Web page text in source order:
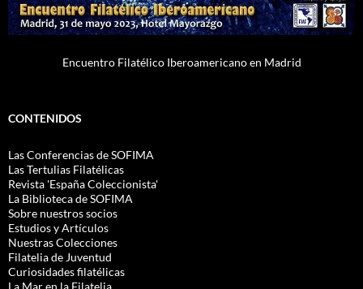
Encuentro Filatélico Iberoamericano en Madrid
CONTENIDOS
Las Conferencias de SOFIMA
Las Tertulias Filatélicas
Revista 'España Coleccionista'
La Biblioteca de SOFIMA
Sobre nuestros socios
Estudios y Artículos
Nuestras Colecciones
Filatelia de Juventud
Curiosidades filatélicas